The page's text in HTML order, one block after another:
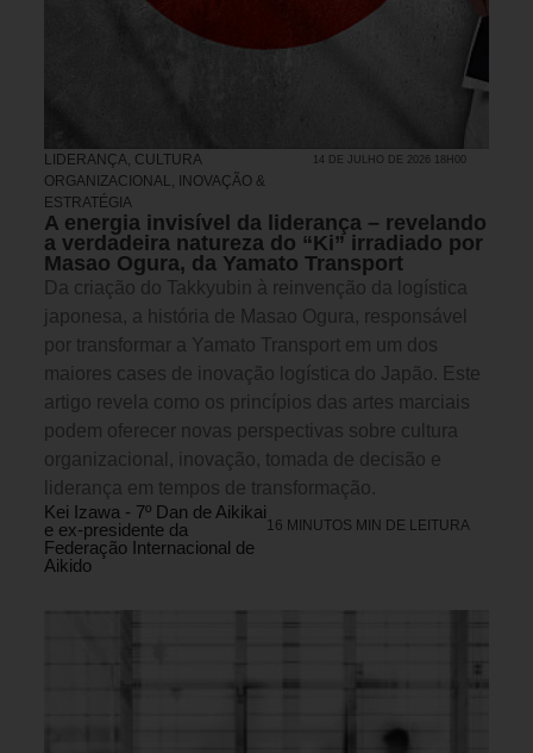
LIDERANÇA, CULTURA
ORGANIZACIONAL, INOVAÇÃO &
ESTRATÉGIA
14 DE JULHO DE 2026 18H00
A energia invisível da liderança – revelando
a verdadeira natureza do “Ki” irradiado por
Masao Ogura, da Yamato Transport
Da criação do Takkyubin à reinvenção da logística
japonesa, a história de Masao Ogura, responsável
por transformar a Yamato Transport em um dos
maiores cases de inovação logística do Japão. Este
artigo revela como os princípios das artes marciais
podem oferecer novas perspectivas sobre cultura
organizacional, inovação, tomada de decisão e
liderança em tempos de transformação.
Kei Izawa - 7º Dan de Aikikai
e ex-presidente da
Federação Internacional de
Aikido
16 MINUTOS MIN DE LEITURA